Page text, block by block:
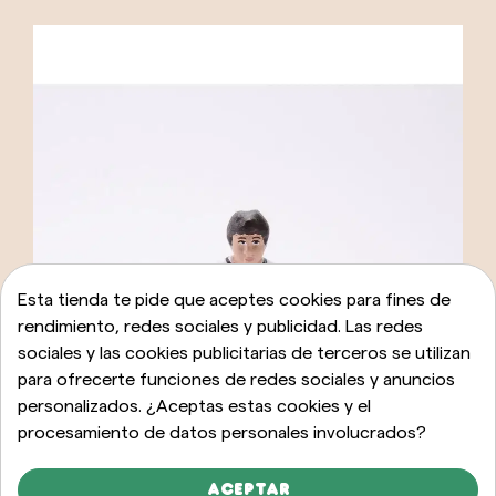
Esta tienda te pide que aceptes cookies para fines de
rendimiento, redes sociales y publicidad. Las redes
sociales y las cookies publicitarias de terceros se utilizan
para ofrecerte funciones de redes sociales y anuncios
personalizados. ¿Aceptas estas cookies y el
procesamiento de datos personales involucrados?
Aceptar